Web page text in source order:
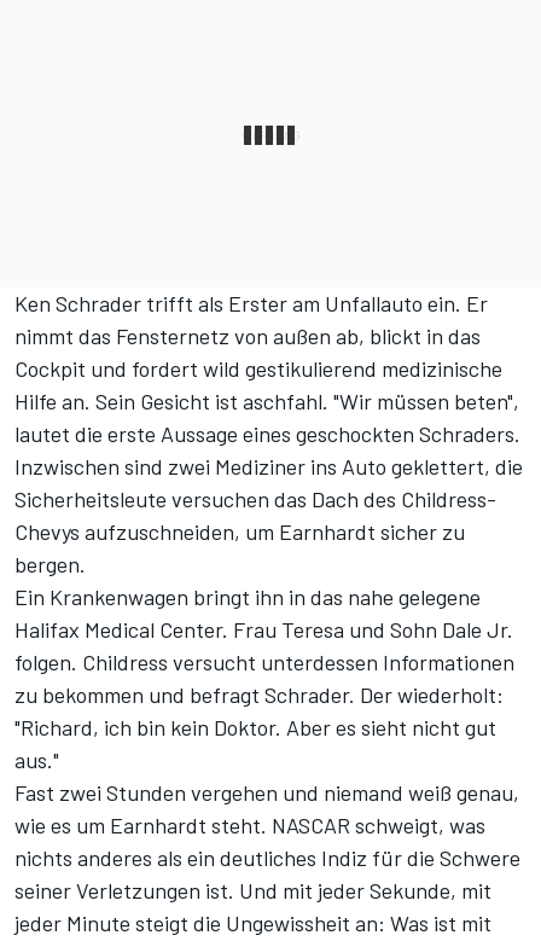
Ken Schrader trifft als Erster am Unfallauto ein. Er
nimmt das Fensternetz von außen ab, blickt in das
Cockpit und fordert wild gestikulierend medizinische
Hilfe an. Sein Gesicht ist aschfahl. "Wir müssen beten",
lautet die erste Aussage eines geschockten Schraders.
Inzwischen sind zwei Mediziner ins Auto geklettert, die
Sicherheitsleute versuchen das Dach des Childress-
Chevys aufzuschneiden, um Earnhardt sicher zu
bergen.
Ein Krankenwagen bringt ihn in das nahe gelegene
Halifax Medical Center. Frau Teresa und Sohn Dale Jr.
folgen. Childress versucht unterdessen Informationen
zu bekommen und befragt Schrader. Der wiederholt:
"Richard, ich bin kein Doktor. Aber es sieht nicht gut
aus."
Fast zwei Stunden vergehen und niemand weiß genau,
wie es um Earnhardt steht. NASCAR schweigt, was
nichts anderes als ein deutliches Indiz für die Schwere
seiner Verletzungen ist. Und mit jeder Sekunde, mit
jeder Minute steigt die Ungewissheit an: Was ist mit